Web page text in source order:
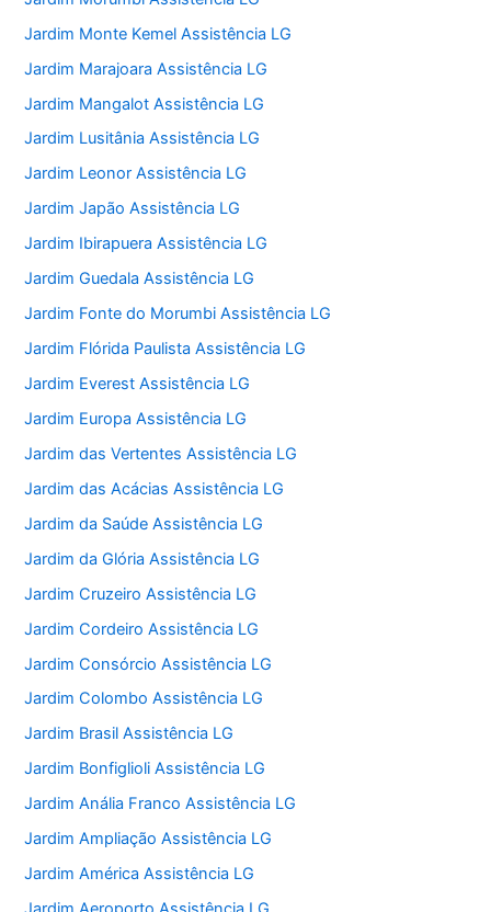
Jardim Monte Kemel Assistência LG
Jardim Marajoara Assistência LG
Jardim Mangalot Assistência LG
Jardim Lusitânia Assistência LG
Jardim Leonor Assistência LG
Jardim Japão Assistência LG
Jardim Ibirapuera Assistência LG
Jardim Guedala Assistência LG
Jardim Fonte do Morumbi Assistência LG
Jardim Flórida Paulista Assistência LG
Jardim Everest Assistência LG
Jardim Europa Assistência LG
Jardim das Vertentes Assistência LG
Jardim das Acácias Assistência LG
Jardim da Saúde Assistência LG
Jardim da Glória Assistência LG
Jardim Cruzeiro Assistência LG
Jardim Cordeiro Assistência LG
Jardim Consórcio Assistência LG
Jardim Colombo Assistência LG
Jardim Brasil Assistência LG
Jardim Bonfiglioli Assistência LG
Jardim Anália Franco Assistência LG
Jardim Ampliação Assistência LG
Jardim América Assistência LG